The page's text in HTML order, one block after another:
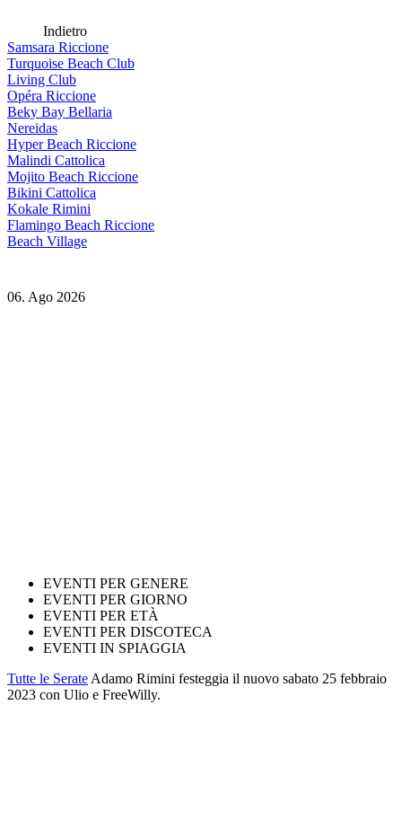
Indietro
Samsara Riccione
Turquoise Beach Club
Living Club
Opéra Riccione
Beky Bay Bellaria
Nereidas
Hyper Beach Riccione
Malindi Cattolica
Mojito Beach Riccione
Bikini Cattolica
Kokale Rimini
Flamingo Beach Riccione
Beach Village
06. Ago 2026
EVENTI PER GENERE
EVENTI PER GIORNO
EVENTI PER ETÀ
EVENTI PER DISCOTECA
EVENTI IN SPIAGGIA
Tutte le Serate Adamo Rimini festeggia il nuovo sabato 25 febbraio
2023 con Ulio e FreeWilly.